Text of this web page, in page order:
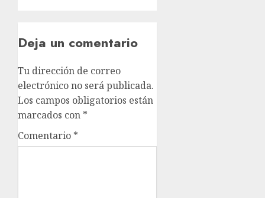
Deja un comentario
Tu dirección de correo
electrónico no será publicada.
Los campos obligatorios están
marcados con *
Comentario *